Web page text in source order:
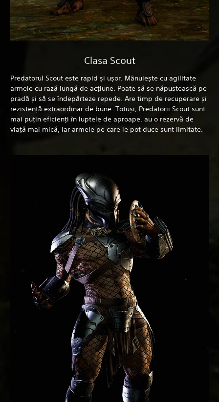
Clasa Scout
Predatorul Scout este rapid și ușor. Mânuiește cu agilitate
armele cu rază lungă de acțiune. Poate să se năpustească pe
pradă și să se îndepărteze repede. Are timp de recuperare și
rezistență extraordinar de bune. Totuși, Predatorii Scout sunt
mai puțin eficienți în luptele de aproape, au o rezervă de
viață mai mică, iar armele pe care le pot duce sunt limitate.